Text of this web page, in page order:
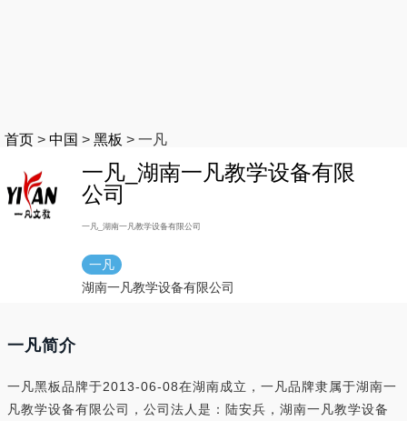
首页 > 中国 > 黑板 > 一凡
一凡_湖南一凡教学设备有限
公司
一凡_湖南一凡教学设备有限公司
一凡
湖南一凡教学设备有限公司
一凡简介
一凡黑板品牌于2013-06-08在湖南成立，一凡品牌隶属于湖南一
凡教学设备有限公司，公司法人是：陆安兵，湖南一凡教学设备